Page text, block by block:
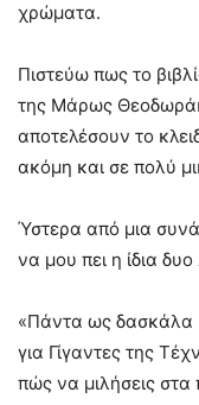
χρώματα.
Πιστεύω πως το
της Μάρως
αποτελέσουν το
ακόμη και σε πολύ
Ύστερα από μια
να μου πει η ίδια δυο
«Πάντα ως δασκάλα
για Γίγαντες της
πώς να μιλήσεις στα